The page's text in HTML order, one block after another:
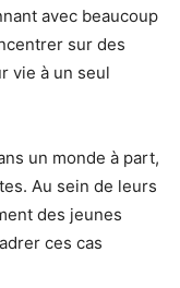
avec beaucoup
sur des
vie à un seul
un monde à part,
Au sein de leurs
des jeunes
ces cas